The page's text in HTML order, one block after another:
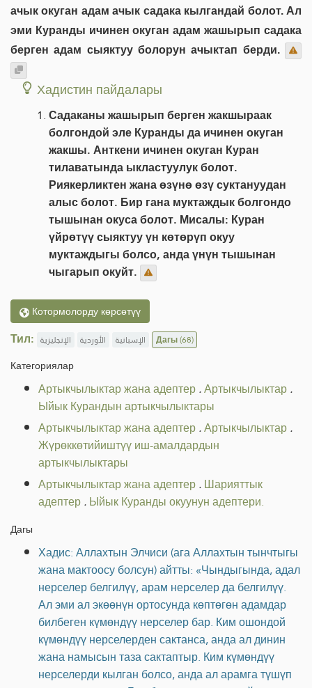
ачык окуган адам ачык садака кылгандай болот. Ал
эми Куранды ичинен окуган адам жашырып садака
берген адам сыяктуу болорун ачыктап берди.
Хадистин пайдалары
Садаканы жашырып берген жакшыраак
болгондой эле Куранды да ичинен окуган
жакшы. Анткени ичинен окуган Куран
тилаватында ыкластуулук болот.
Риякерликтен жана өзүнө өзү суктануудан
алыс болот. Бир гана муктаждык болгондо
тышынан окуса болот. Мисалы: Куран
үйрөтүү сыяктуу үн көтөрүп окуу
муктаждыгы болсо, анда үнүн тышынан
чыгарып окуйт.
Котормолорду көрсөтүү
Тил: الإنجليزية الأوردية الإسبانية Дагы(68)
Категориялар
Артыкчылыктар жана адептер.Артыкчылыктар.
Ыйык Курандын артыкчылыктары
Артыкчылыктар жана адептер.Артыкчылыктар.
Жүрөккөтийиштүү иш-амалдардын
артыкчылыктары
Артыкчылыктар жана адептер.Шарияттык
адептер.Ыйык Куранды окуунун адептери.
Дагы
Хадис: Аллахтын Элчиси (ага Аллахтын тынчтыгы
жана мактоосу болсун) айтты: «Чындыгында, адал
нерселер белгилүү, арам нерселер да белгилүү.
Ал эми ал экөөнүн ортосунда көптөгөн адамдар
билбеген күмөндүү нерселер бар. Ким ошондой
күмөндүү нерселерден сактанса, анда ал динин
жана намысын таза сактаптыр. Ким күмөндүү
нерселерди кылган болсо, анда ал арамга түшүп